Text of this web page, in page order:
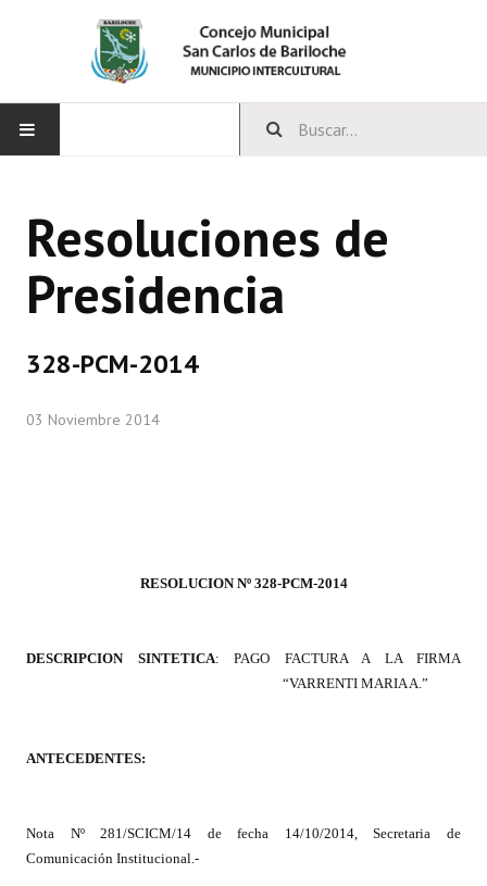
CONCEJO
Bloques Políticos
Comisiones Permanentes
Comisiones Especiales
Constitución Provincial
Organigrama
Resoluciones de
Presidencia
328-PCM-2014
03 Noviembre 2014
RESOLUCION Nº 328-PCM-2014
DESCRIPCION SINTETICA: PAGO FACTURA A LA FIRMA
“VARRENTI MARIA A.”
ANTECEDENTES:
Nota Nº 281/SCICM/14 de fecha 14/10/2014, Secretaria de
Comunicación Institucional.-